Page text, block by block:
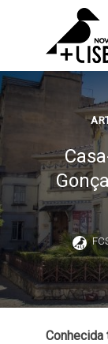
Conhecida